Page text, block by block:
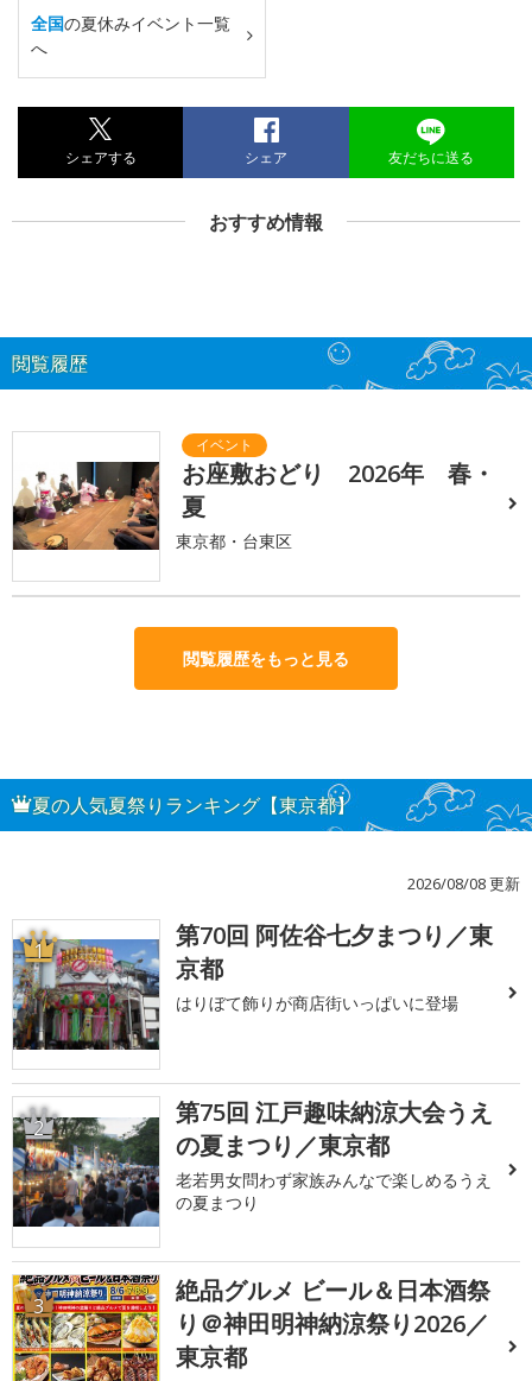
全国の夏休みイベント一覧
へ
シェアする シェア 友だちに送る
おすすめ情報
閲覧履歴
お座敷おどり 2026年 春・
夏
東京都・台東区
閲覧履歴をもっと見る
夏の人気夏祭りランキング【東京都】
2026/08/08 更新
1
第70回 阿佐谷七夕まつり／東
京都
はりぼて飾りが商店街いっぱいに登場
2
第75回 江戸趣味納涼大会うえ
の夏まつり／東京都
老若男女問わず家族みんなで楽しめるうえ
の夏まつり
3
絶品グルメ ビール＆日本酒祭
り＠神田明神納涼祭り2026／
東京都